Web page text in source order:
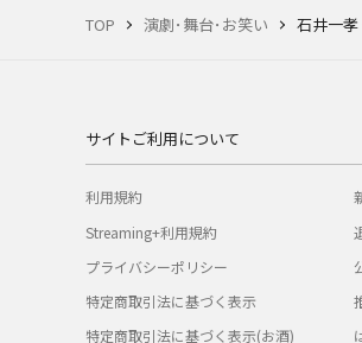
TOP 演劇･舞台･お笑い 石井一孝
サイトご利用について
利用規約
Streaming+利用規約
プライバシーポリシー
特定商取引法に基づく表示
特定商取引法に基づく表示(お酒)